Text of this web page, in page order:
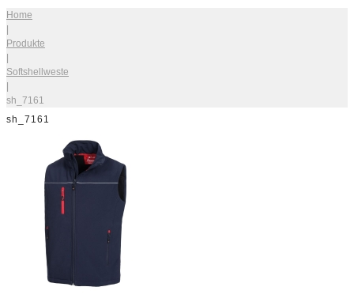
Home
|
Produkte
|
Softshellweste
|
sh_7161
sh_7161